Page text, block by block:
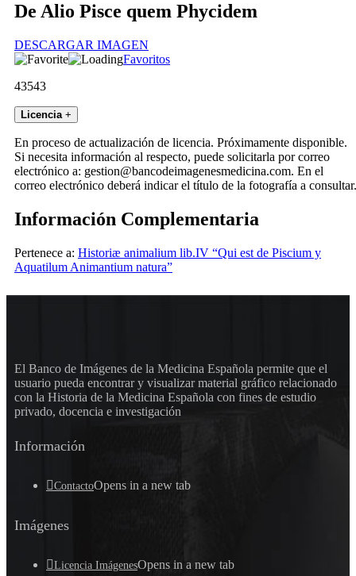
De Alio Pisce quem Phycidem
DESCARGAR IMAGEN
Favoritos
43543
Licencia +
En proceso de actualización de licencia. Próximamente disponible.
Si necesita información al respecto, puede solicitarla por correo
electrónico a: gestion@bancodeimagenesmedicina.com. En el
correo electrónico deberá indicar el título de la fotografía a consultar.
Información Complementaria
Pertenece a: Historiæ animalium lib.IV “Qui est de Piscium y
Aquatilum Animantium natura”
El Banco de Imágenes de la Medicina Española permite que el
usuario pueda encontrar y visualizar material gráfico relacionado
con la Historia de la Medicina Española con fines de estudio
privado, docencia e investigación
Información
ContactoOpens in a new tab
Imágenes
Licencia ImágenesOpens in a new tab